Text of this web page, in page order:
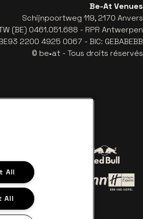
Be-At Venues
Schijnpoortweg 119, 2170 Anvers
(BE) 0461.051.688 - RPR Antwerpen
2200 4925 0067 - BIC: GEBABEBB
© be•at - Tous droits réservés
le site de Coca-Cola
cassé
de Croky
le site de Het Belang van Limburg
Visitez le site de Holiday Inn
All
All